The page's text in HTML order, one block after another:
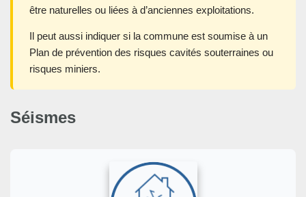
être naturelles ou liées à d’anciennes exploitations.
Il peut aussi indiquer si la commune est soumise à un
Plan de prévention des risques cavités souterraines ou
risques miniers.
Séismes